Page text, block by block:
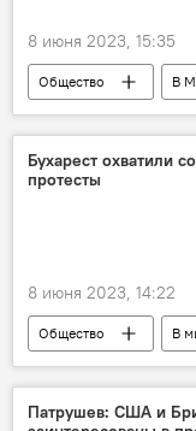
8 июня 2023, 15:35
Общество В
СИБ
Бухарест охватили
протесты
8 июня 2023, 14:22
Общество В
врачи
протест
Патрушев: США и